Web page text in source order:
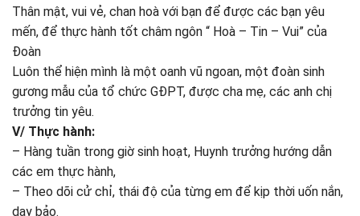
Thân mật, vui vẻ, chan hoà với bạn để được các bạn yêu
mến, để thực hành tốt châm ngôn “ Hoà – Tin – Vui” của
Đoàn
Luôn thể hiện mình là một oanh vũ ngoan, một đoàn sinh
gương mẫu của tổ chức GĐPT, được cha mẹ, các anh chị
trưởng tin yêu.
V/ Thực hành:
– Hàng tuần trong giờ sinh hoạt, Huynh trưởng hướng dẫn
các em thực hành,
– Theo dõi cử chỉ, thái độ của từng em để kịp thời uốn nắn,
dạy bảo.